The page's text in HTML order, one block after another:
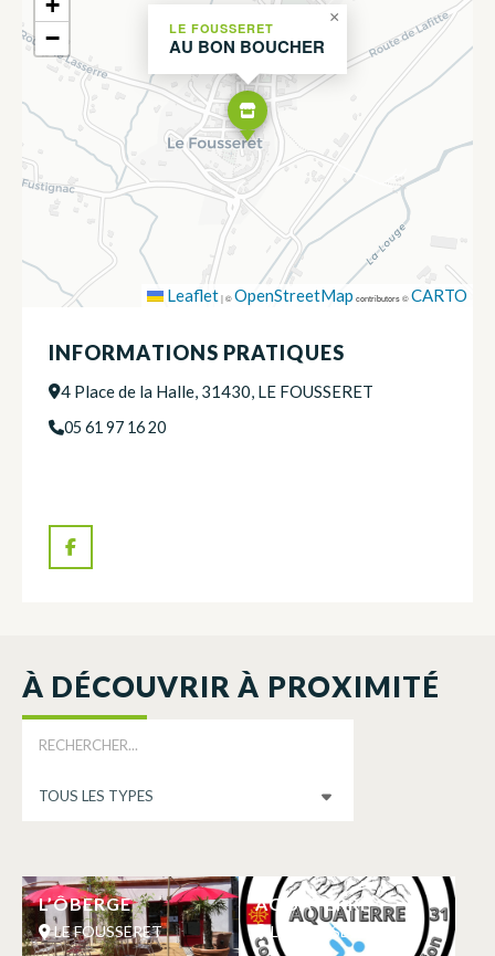
LE FOUSSERET
AU BON BOUCHER
×
−
Leaflet|©OpenStreetMap contributors ©CARTO
INFORMATIONS PRATIQUES
4 Place de la Halle, 31430, LE FOUSSERET
05 61 97 16 20
À DÉCOUVRIR À PROXIMITÉ
L’ÔBERGE
LE FOUSSERET
AQUATERRE
LE FOUSSERET